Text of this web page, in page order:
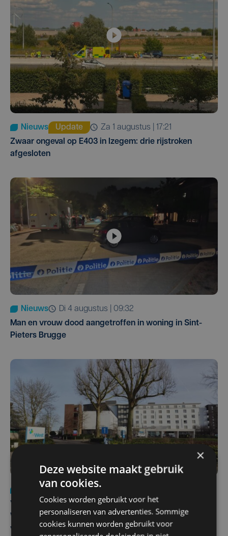
Nieuws Update
za 1 augustus | 17:21
Zwaar ongeval op E403 in Izegem: drie rijstroken
afgesloten
Nieuws
di 4 augustus | 09:32
Man en vrouw dood aangetroffen in woning in Sint-
Pieters Brugge
Vier Oostendse gynaecologen versterken dienst in AZ
West, dat ook een nieuwe voltijdse gynaecoloog
verwelkomt
×
Deze website maakt gebruik
van cookies.
Cookies worden gebruikt voor het
personaliseren van advertenties. Sommige
cookies kunnen worden gebruikt voor